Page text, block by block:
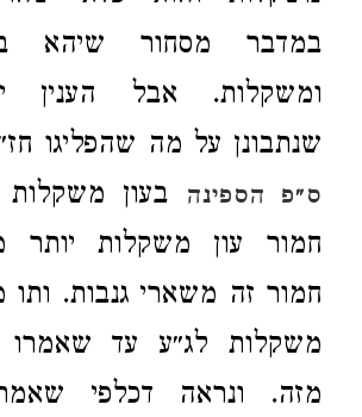
במדבר מסחור שיהא
ומשקלות. אבל הענין
שנתבונן על מה שהפליגו
ס״פ הספינה
בעון
חמור עון משקלות יותר
חמור זה משארי גנבות. ותו
משקלות לג״ע עד
מזה. ונראה דכלפי